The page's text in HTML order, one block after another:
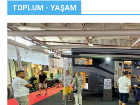
TOPLUM - YAŞAM